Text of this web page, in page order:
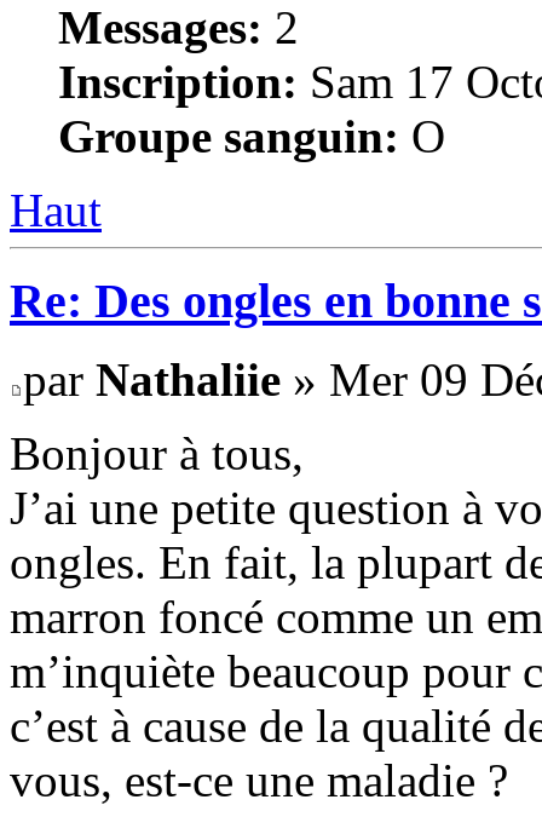
Messages: 2
Inscription: Sam 17
Groupe sanguin: O
Haut
Re: Des ongles en bonne
par Nathaliie » Mer 09
Bonjour à tous,
J’ai une petite question à
ongles. En fait, la plupart
marron foncé comme un
m’inquiète beaucoup pour
c’est à cause de la qualité
vous, est-ce une maladie ?